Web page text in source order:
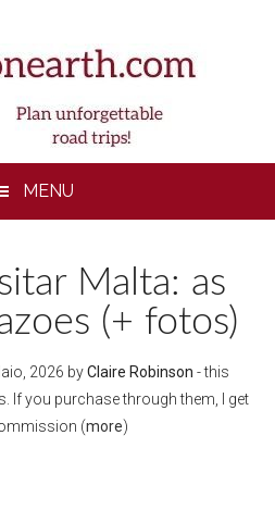
MENU
Malta: as
(+ fotos)
2026 byClaire Robinson - this
If you purchase through them, I get
(more)